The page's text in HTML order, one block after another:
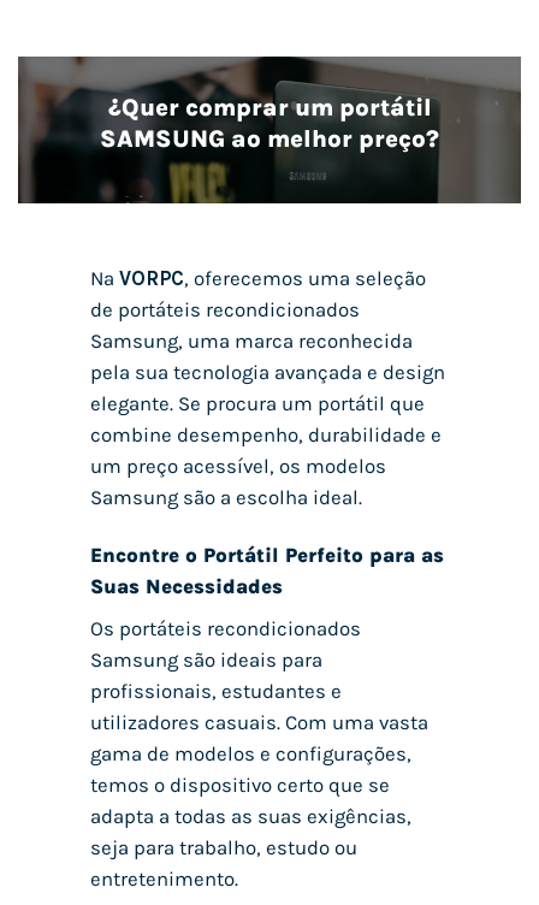
¿Quer comprar um portátil
SAMSUNG ao melhor preço?
Na VORPC, oferecemos uma seleção
de portáteis recondicionados
Samsung, uma marca reconhecida
pela sua tecnologia avançada e design
elegante. Se procura um portátil que
combine desempenho, durabilidade e
um preço acessível, os modelos
Samsung são a escolha ideal.
Encontre o Portátil Perfeito para as
Suas Necessidades
Os portáteis recondicionados
Samsung são ideais para
profissionais, estudantes e
utilizadores casuais. Com uma vasta
gama de modelos e configurações,
temos o dispositivo certo que se
adapta a todas as suas exigências,
seja para trabalho, estudo ou
entretenimento.